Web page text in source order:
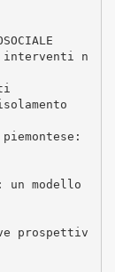
n
un modello
prospettiv